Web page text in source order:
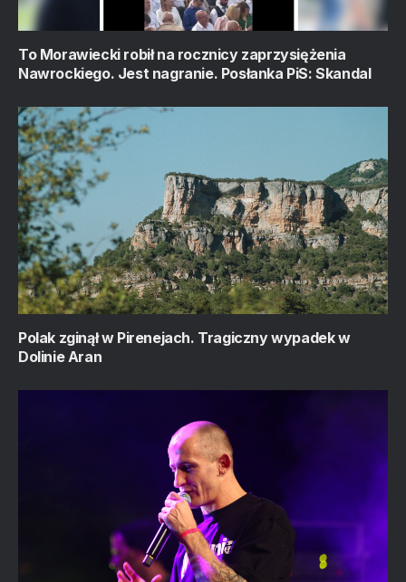
To Morawiecki robił na rocznicy zaprzysiężenia
Nawrockiego. Jest nagranie. Posłanka PiS: Skandal
Polak zginął w Pirenejach. Tragiczny wypadek w
Dolinie Aran